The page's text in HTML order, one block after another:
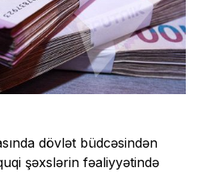
dövlət büdcəsindən
şəxslərin fəaliyyətində